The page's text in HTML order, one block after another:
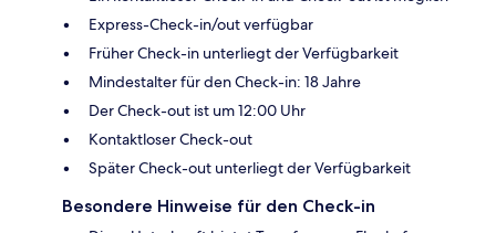
Express-Check-in/out verfügbar
Früher Check-in unterliegt der Verfügbarkeit
Mindestalter für den Check-in: 18 Jahre
Der Check-out ist um 12:00 Uhr
Kontaktloser Check-out
Später Check-out unterliegt der Verfügbarkeit
Besondere Hinweise für den Check-in